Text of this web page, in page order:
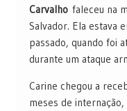
Carvalhofaleceu na
Salvador. Ela estava
passado, quando foi
durante um ataque
Carine chegou a
meses de